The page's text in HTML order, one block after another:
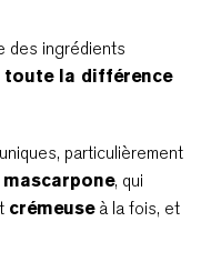
des ingrédients
la différence
particulièrement
mascarpone, qui
crémeuseà la fois, et